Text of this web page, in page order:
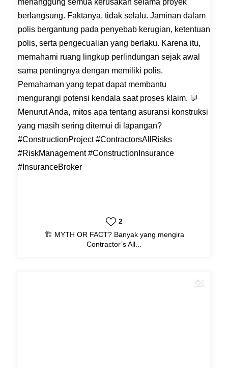
2
🏗️ MYTH OR FACT? Banyak yang mengira
Contractor’s All...